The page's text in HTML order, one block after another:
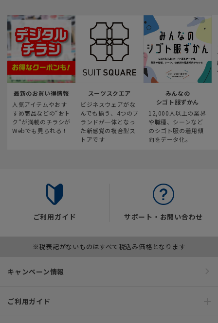
最新のお買い得情報
人気アイテムやおす
すめ商品などの“おト
ク“が満載のチラシが
Webでも見られる！
スーツスクエア
ビジネスウェアがな
んでも揃う、4つのブ
ランドが一体となっ
た新感覚の複合型ス
トアです
みんなの
シゴト服ずかん
12,000人以上の業界
や職種、シーンなど
のシゴト服の着用傾
向をデータ化。
ご利用ガイド サポート・お問い合わせ
※税表記がないものはすべて税込み価格となります
キャンペーン情報
ご利用ガイド